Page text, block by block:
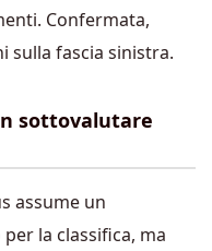
Confermata,
sulla fascia sinistra.
sottovalutare
assume un
la classifica, ma